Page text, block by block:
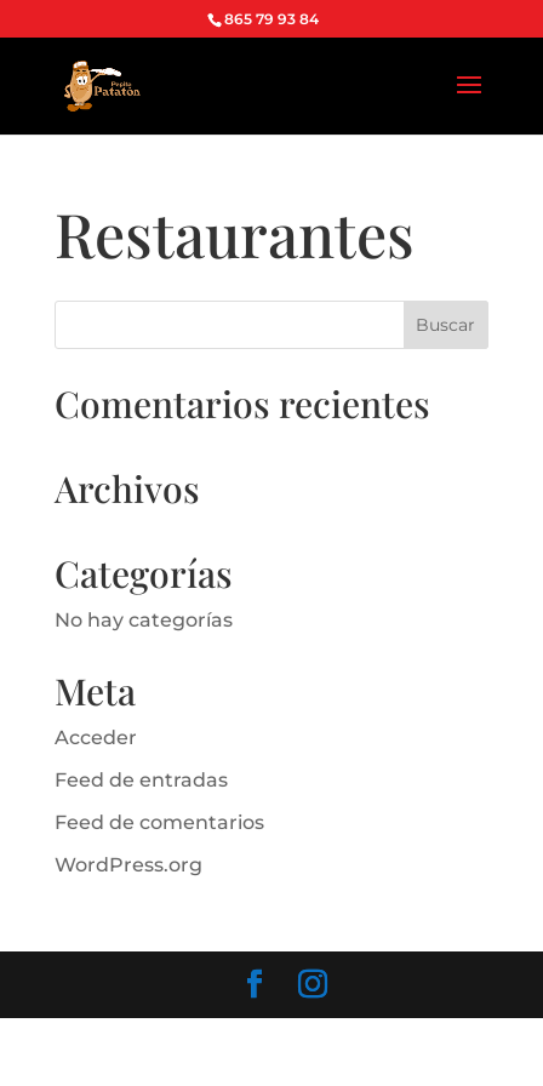
865 79 93 84
Restaurantes
Comentarios recientes
Archivos
Categorías
No hay categorías
Meta
Acceder
Feed de entradas
Feed de comentarios
WordPress.org